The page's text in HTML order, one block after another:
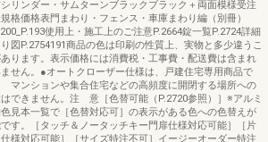
リンダー・サムターンブラックブラック＋両面模様受注
格価格表門まわり・フェンス・車庫まわり編（別冊）
使用上・施工上のご注意P.2664錠一覧P.2724詳細
図P.2754191商品の色は印刷の性質上、実物と多少違うこ
あります。表示価格には消費税・工事費・配送費は含まれ
せん。●オートクローザー仕様は、戸建住宅専用商品で
マンションや集合住宅などの高頻度に開閉する場所への
できません。注 意［色替可能（P.2720参照）］※アルミ
見本一覧で［色替対応可］の表示がある色への色替えが
す。［タッチ＆ノータッチキー門扉仕様対応可能］［片
様対応可能］［サイズ特注不可］イージーオーダー特注